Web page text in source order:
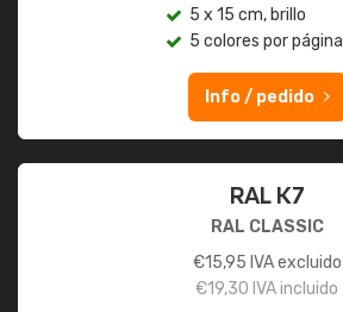
5 x 15 cm, brillo
5 colores por página
Info / pedido
RAL K7
RAL CLASSIC
€15,95 IVA excluido
€19,30 IVA incluido